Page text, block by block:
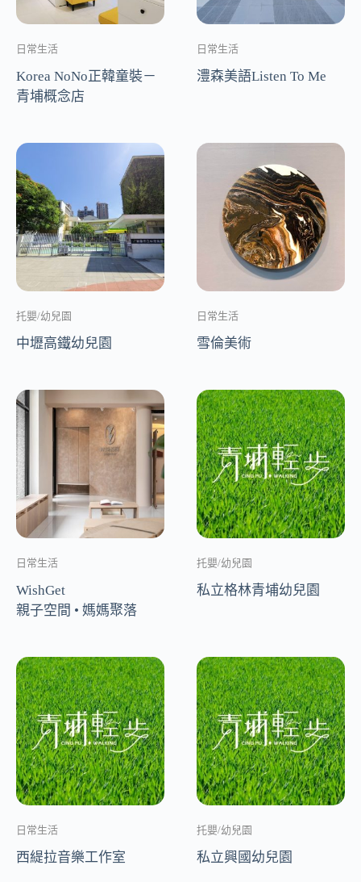
日常生活
Korea NoNo正韓童裝－
青埔概念店
日常生活
澧森美語Listen To Me
托嬰/幼兒園
中壢高鐵幼兒園
日常生活
雪倫美術
日常生活
WishGet
親子空間 • 媽媽聚落
托嬰/幼兒園
私立格林青埔幼兒園
日常生活
西緹拉音樂工作室
托嬰/幼兒園
私立興國幼兒園